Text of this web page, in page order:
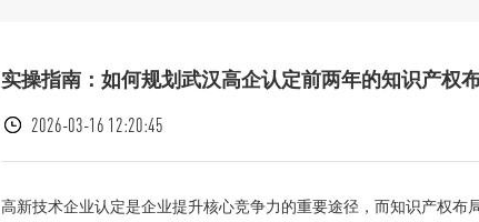
实操指南：如何规划武汉高企认定前两年的知识产权
2026-03-16 12:20:45
高新技术企业认定是企业提升核心竞争力的重要途径，而知识产权布